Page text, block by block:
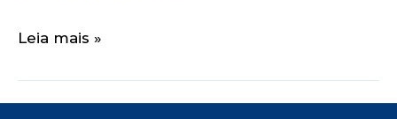
Leia mais »